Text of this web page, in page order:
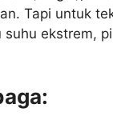
Tapi untuk
suhu ekstrem,